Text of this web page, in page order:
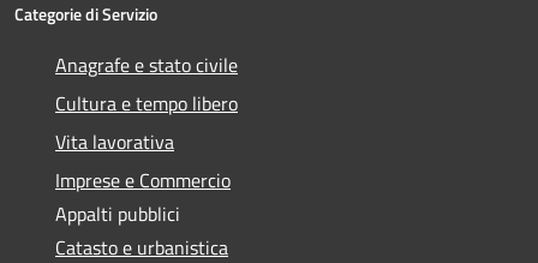
Categorie di Servizio
Anagrafe e stato civile
Cultura e tempo libero
Vita lavorativa
Imprese e Commercio
Appalti pubblici
Catasto e urbanistica